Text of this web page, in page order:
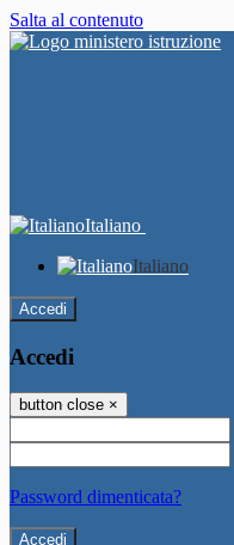
Salta al contenuto
Italiano
Italiano
Accedi
Accedi
button close ×
Password dimenticata?